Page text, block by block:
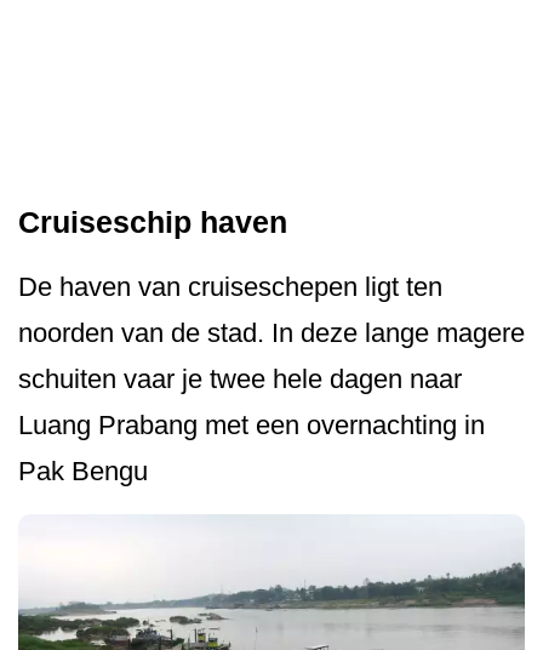
Cruiseschip haven
De haven van cruiseschepen ligt ten
noorden van de stad. In deze lange magere
schuiten vaar je twee hele dagen naar
Luang Prabang met een overnachting in
Pak Bengu